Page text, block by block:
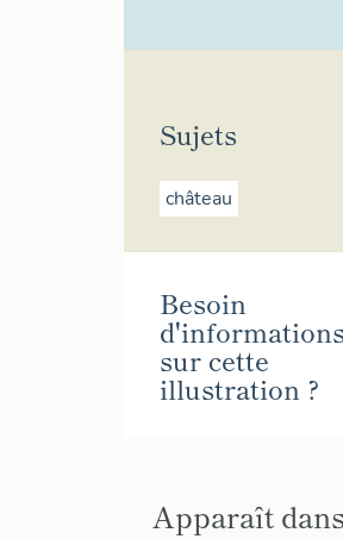
Sujets
château
Besoin
sur cette
illustration ?
Apparaît